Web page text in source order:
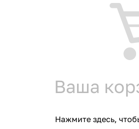
Ваша
Нажмите здесь,